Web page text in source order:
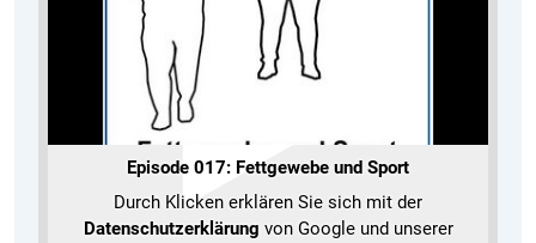
Episode 017: Fettgewebe und Sport
Durch Klicken erklären Sie sich mit der
Datenschutzerklärung von Google und unserer